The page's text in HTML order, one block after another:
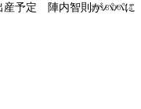
産予定 陣内智則がパパに
2018.06.14